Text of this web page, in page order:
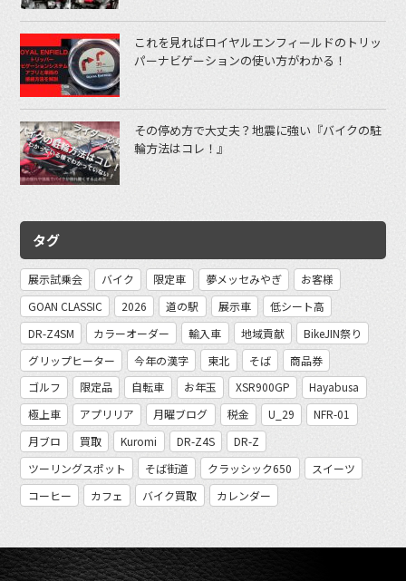
これを見ればロイヤルエンフィールドのトリッ
パーナビゲーションの使い方がわかる！
その停め方で大丈夫？地震に強い『バイクの駐
輪方法はコレ！』
タグ
展示試乗会 バイク 限定車 夢メッセみやぎ
お客様
GOAN CLASSIC
2026 道の駅 展示車
低シート高
DR-Z4SM
カラーオーダー 輸入車 地域貢献
BikeJIN祭り
グリップヒーター
今年の漢字 東北 そば
商品券
ゴルフ
限定品 自転車 お年玉 XSR900GP
Hayabusa
極上車
アプリリア 月曜ブログ 税金 U_29
NFR-01
月ブロ
買取 Kuromi DR-Z4S
DR-Z
ツーリングスポット
そば街道 クラッシック650
スイーツ
コーヒー
カフェ バイク買取 カレンダー